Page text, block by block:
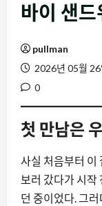
바이 샌드
pullman
2026년 05월 26
0
첫 만남은
사실 처음부터 이
보러 갔다가 시작
던 중이었다. 그